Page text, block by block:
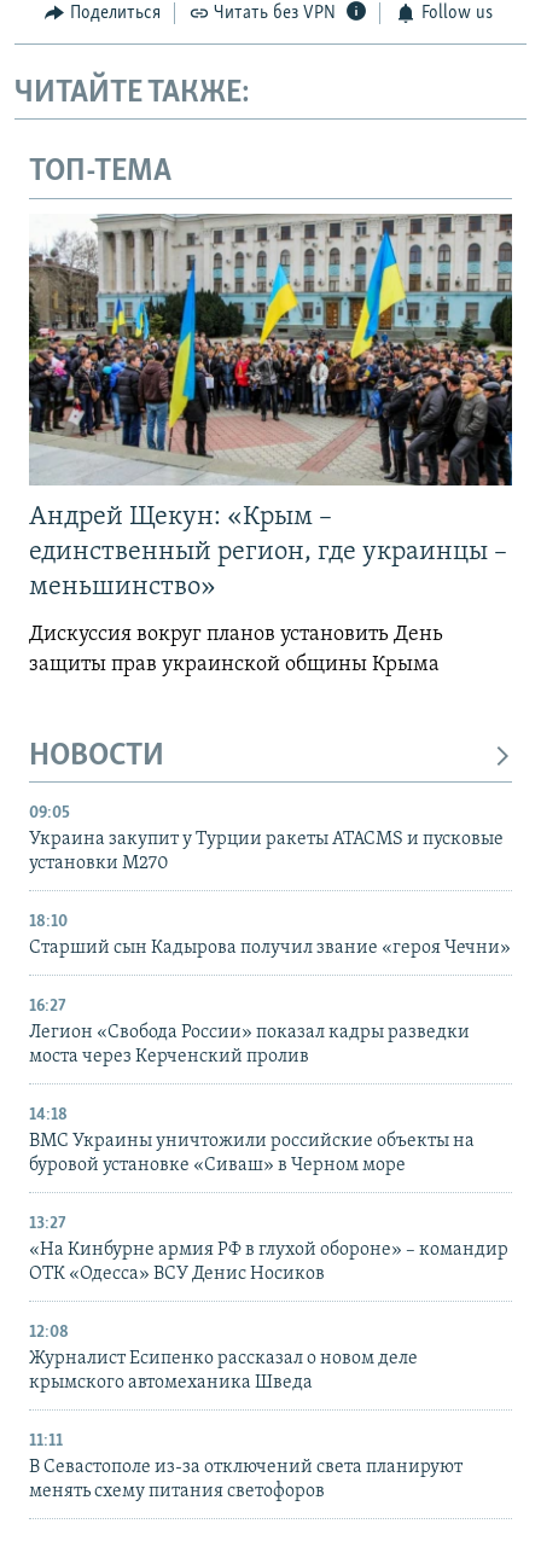
Поделиться Читать без VPN Follow us
ЧИТАЙТЕ ТАКЖЕ:
ТОП-ТЕМА
Андрей Щекун: «Крым –
единственный регион, где украинцы –
меньшинство»
Дискуссия вокруг планов установить День
защиты прав украинской общины Крыма
НОВОСТИ
09:05
Украина закупит у Турции ракеты ATACMS и пусковые
установки M270
18:10
Старший сын Кадырова получил звание «героя Чечни»
16:27
Легион «Свобода России» показал кадры разведки
моста через Керченский пролив
14:18
ВМС Украины уничтожили российские объекты на
буровой установке «Сиваш» в Черном море
13:27
«На Кинбурне армия РФ в глухой обороне» – командир
ОТК «Одесса» ВСУ Денис Носиков
12:08
Журналист Есипенко рассказал о новом деле
крымского автомеханика Шведа
11:11
В Севастополе из-за отключений света планируют
менять схему питания светофоров